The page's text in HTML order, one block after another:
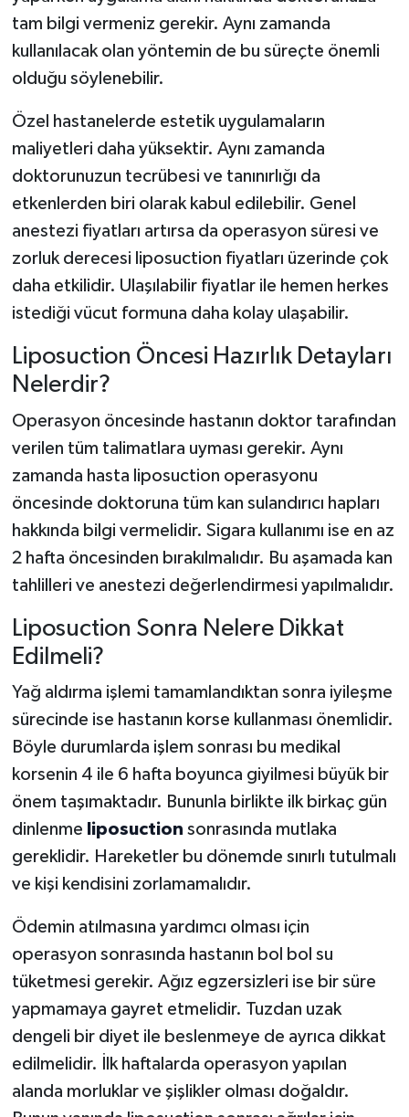
tam bilgi vermeniz gerekir. Aynı zamanda
kullanılacak olan yöntemin de bu süreçte önemli
olduğu söylenebilir.
Özel hastanelerde estetik uygulamaların
maliyetleri daha yüksektir. Aynı zamanda
doktorunuzun tecrübesi ve tanınırlığı da
etkenlerden biri olarak kabul edilebilir. Genel
anestezi fiyatları artırsa da operasyon süresi ve
zorluk derecesi liposuction fiyatları üzerinde çok
daha etkilidir. Ulaşılabilir fiyatlar ile hemen herkes
istediği vücut formuna daha kolay ulaşabilir.
Liposuction Öncesi Hazırlık Detayları
Nelerdir?
Operasyon öncesinde hastanın doktor tarafından
verilen tüm talimatlara uyması gerekir. Aynı
zamanda hasta liposuction operasyonu
öncesinde doktoruna tüm kan sulandırıcı hapları
hakkında bilgi vermelidir. Sigara kullanımı ise en az
2 hafta öncesinden bırakılmalıdır. Bu aşamada kan
tahlilleri ve anestezi değerlendirmesi yapılmalıdır.
Liposuction Sonra Nelere Dikkat
Edilmeli?
Yağ aldırma işlemi tamamlandıktan sonra iyileşme
sürecinde ise hastanın korse kullanması önemlidir.
Böyle durumlarda işlem sonrası bu medikal
korsenin 4 ile 6 hafta boyunca giyilmesi büyük bir
önem taşımaktadır. Bununla birlikte ilk birkaç gün
dinlenme liposuction sonrasında mutlaka
gereklidir. Hareketler bu dönemde sınırlı tutulmalı
ve kişi kendisini zorlamamalıdır.
Ödemin atılmasına yardımcı olması için
operasyon sonrasında hastanın bol bol su
tüketmesi gerekir. Ağız egzersizleri ise bir süre
yapmamaya gayret etmelidir. Tuzdan uzak
dengeli bir diyet ile beslenmeye de ayrıca dikkat
edilmelidir. İlk haftalarda operasyon yapılan
alanda morluklar ve şişlikler olması doğaldır.